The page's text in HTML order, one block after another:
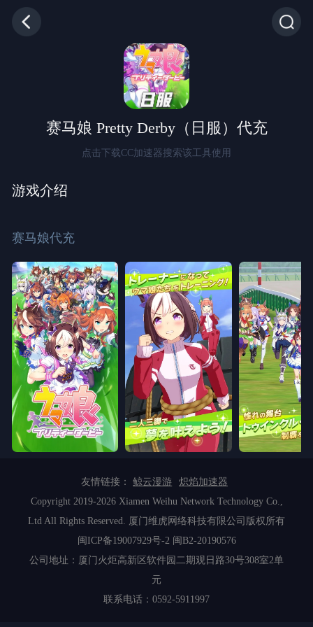
赛马娘 Pretty Derby（日服）代充
点击下载CC加速器搜索该工具使用
游戏介绍
赛马娘代充
友情链接： 鲸云漫游
炽焰加速器
Copyright 2019-2026 Xiamen Weihu Network Technology Co.,
Ltd All Rights Reserved. 厦门维虎网络科技有限公司版权所有
闽ICP备19007929号-2 闽B2-20190576
公司地址：厦门火炬高新区软件园二期观日路30号308室2单
元
联系电话：0592-5911997